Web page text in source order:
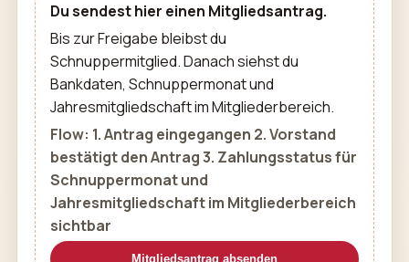
Du sendest hier einen Mitgliedsantrag.
Bis zur Freigabe bleibst du
Schnuppermitglied. Danach siehst du
Bankdaten, Schnuppermonat und
Jahresmitgliedschaft im Mitgliederbereich.
Flow: 1. Antrag eingegangen 2. Vorstand
bestätigt den Antrag 3. Zahlungsstatus für
Schnuppermonat und
Jahresmitgliedschaft im Mitgliederbereich
sichtbar
Mitgliedsantrag absenden